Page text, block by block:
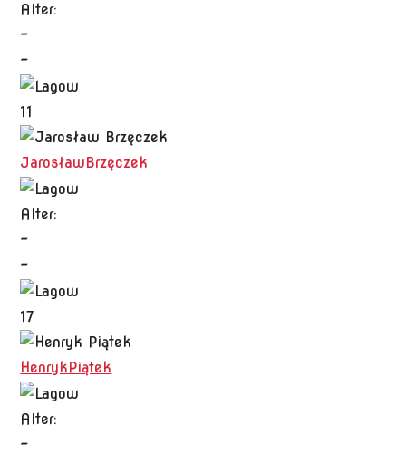
Alter:
-
-
11
JarosławBrzęczek
Alter:
-
-
17
HenrykPiątek
Alter:
-